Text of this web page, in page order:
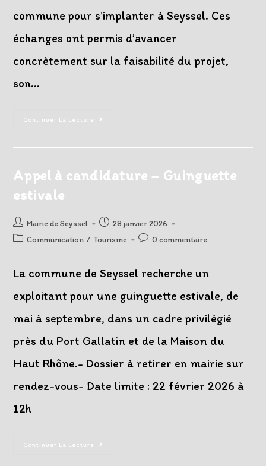
commune pour s’implanter à Seyssel. Ces
échanges ont permis d’avancer
concrètement sur la faisabilité du projet,
son…
Continuer La Lecture
Projet
Les
Résultats
Les
Prochaines
Étapes
Appel à candidature – Guinguette
estivale
Auteur/autrice
de
Mairie de Seyssel
Post
published:
28 janvier 2026
PostCommunication / Tourisme
Post0 commentaire
La commune de Seyssel recherche un
exploitant pour une guinguette estivale, de
mai à septembre, dans un cadre privilégié
près du Port Gallatin et de la Maison du
Haut Rhône.- Dossier à retirer en mairie sur
rendez-vous- Date limite : 22 février 2026 à
12h
Continuer La Lecture
Appel